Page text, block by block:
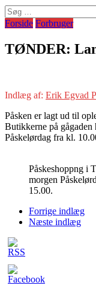
Søg
efter:
Forside Forbruger
TØNDER:
Indlæg af: Erik Egvad
Påsken er lagt ud til
Butikkerne på
Påskelørdag fra kl.
Påskeshoppng i
morgen
15.00.
Forrige indlæg
Næste indlæg